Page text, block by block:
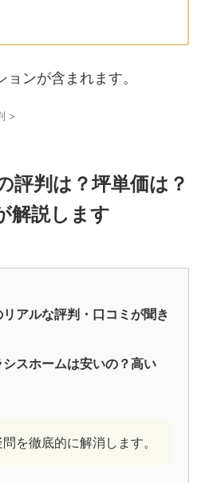
ンが含まれます。
>
評判は？坪単価は？
解説します
アルな評判・口コミが聞き
スホームは安いの？高い
を徹底的に解消します。